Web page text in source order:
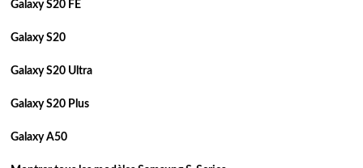
Galaxy S20 FE
Galaxy S20
Galaxy S20 Ultra
Galaxy S20 Plus
Galaxy A50